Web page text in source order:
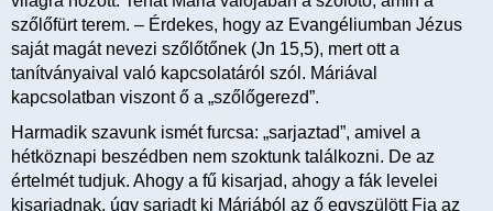
szőlőfürt terem. – Érdekes, hogy az Evangéliumban Jézus
saját magát nevezi szőlőtőnek (Jn 15,5), mert ott a
tanítványaival való kapcsolatáról szól. Máriával
kapcsolatban viszont ő a „szőlőgerezd”.
Harmadik szavunk ismét furcsa: „sarjaztad”, amivel a
hétköznapi beszédben nem szoktunk találkozni. De az
értelmét tudjuk. Ahogy a fű kisarjad, ahogy a fák levelei
kisarjadnak, úgy sarjadt ki Máriából az ő egyszülött Fia az